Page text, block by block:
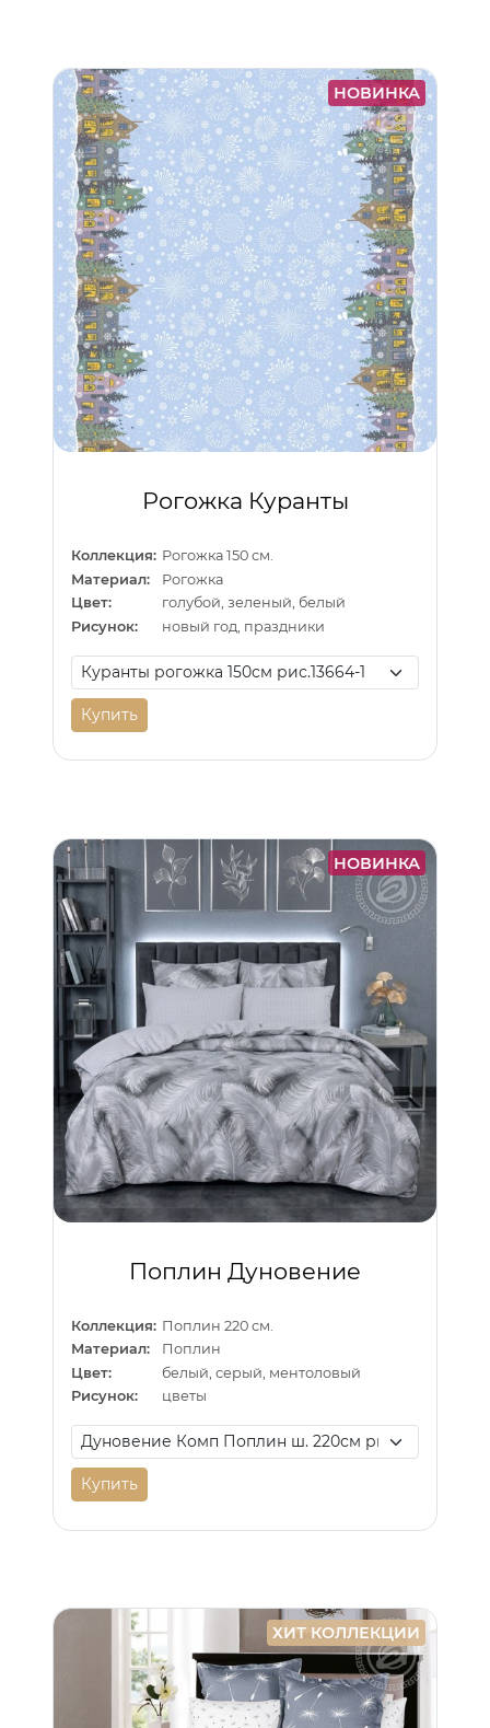
НОВИНКА
Рогожка Куранты
Коллекция: Рогожка 150 см.
Материал:
Рогожка
Цвет:
голубой, зеленый, белый
Рисунок:
новый год, праздники
Купить
НОВИНКА
Поплин Дуновение
Коллекция: Поплин 220 см.
Материал:
Поплин
Цвет:
белый, серый, ментоловый
Рисунок:
цветы
Купить
ХИТ КОЛЛЕКЦИИ